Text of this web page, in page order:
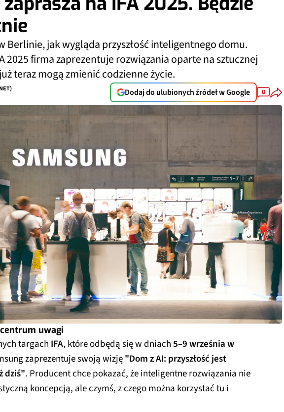
Berlinie, jak wygląda przyszłość inteligentnego domu.
2025 firma zaprezentuje rozwiązania oparte na sztucznej
teraz mogą zmienić codzienne życie.
Dodaj do ulubionych źródeł w Google 0
uwagi
targach IFA, które odbędą się w dniach5–9 września w
zaprezentuje swoją wizję"Dom z AI: przyszłość jest
dziś". Producent chce pokazać, że inteligentne rozwiązania nie
koncepcją, ale czymś, z czego można korzystać tu i